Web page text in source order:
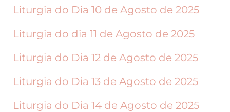
Liturgia do Dia 10 de Agosto de 2025
Liturgia do dia 11 de Agosto de 2025
Liturgia do Dia 12 de Agosto de 2025
Liturgia do Dia 13 de Agosto de 2025
Liturgia do Dia 14 de Agosto de 2025